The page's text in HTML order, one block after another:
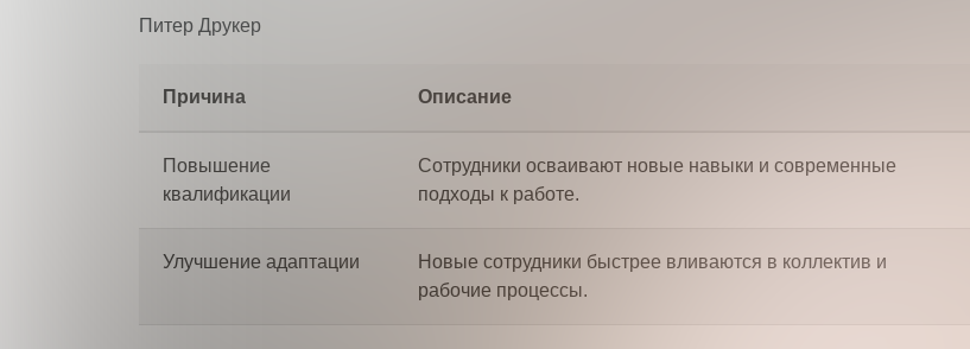
Питер Друкер
Причина Описание
Повышение
квалификации
Сотрудники осваивают новые навыки и современные
подходы к работе.
Улучшение адаптации
Новые сотрудники быстрее вливаются в коллектив и
рабочие процессы.